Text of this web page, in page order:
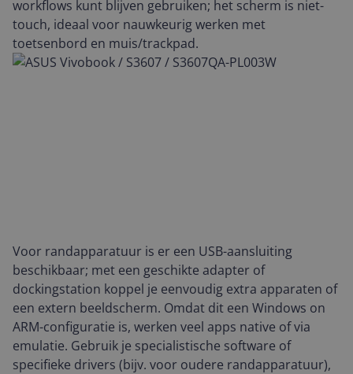
workflows kunt blijven gebruiken; het scherm is niet-
touch, ideaal voor nauwkeurig werken met
toetsenbord en muis/trackpad.
Voor randapparatuur is er een USB-aansluiting
beschikbaar; met een geschikte adapter of
dockingstation koppel je eenvoudig extra apparaten of
een extern beeldscherm. Omdat dit een Windows on
ARM-configuratie is, werken veel apps native of via
emulatie. Gebruik je specialistische software of
specifieke drivers (bijv. voor oudere randapparatuur),